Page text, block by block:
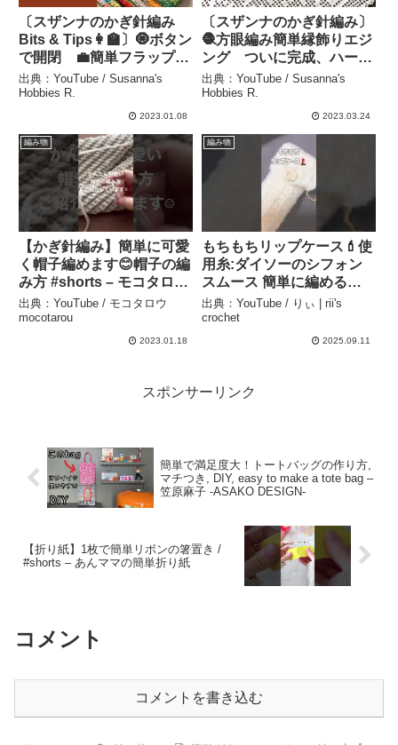
〔スザンナのかぎ針編み
Bits & Tips👩‍🏫〕🧿ボタン
で開閉 💼簡単フラップ蓋
の編み付け方 💡完成した
手編みバッグや、市販のバ
ッグにも後付けOK –
出典：YouTube / Susanna's
Hobbies R.
2023.01.08
〔スザンナのかぎ針編み〕
🧶方眼編み簡単縁飾りエジ
ング ついに完成、ハート
スクエアのハンカチ –
Susanna’s Hobbies R.
出典：YouTube / Susanna's
Hobbies R.
2023.03.24
編み物
【かぎ針編み】簡単に可愛
く帽子編めます😊帽子の編
み方 #shorts – モコタロウ
mocotarou
出典：YouTube / モコタロウ
mocotarou
2023.01.18
編み物
もちもちリップケース💄使
用糸:ダイソーのシフォン
スムース 簡単に編めるよ
🧶 #編み物 #100均毛糸
#shorts – りぃ | rii’s
出典：YouTube / りぃ | rii's
crochet
2025.09.11
スポンサーリンク
簡単で満足度大！トートバッグの作り方,
マチつき, DIY, easy to make a tote bag –
笠原麻子 -ASAKO DESIGN-
【折り紙】1枚で簡単リボンの箸置き /
#shorts – あんママの簡単折り紙
コメント
コメントを書き込む